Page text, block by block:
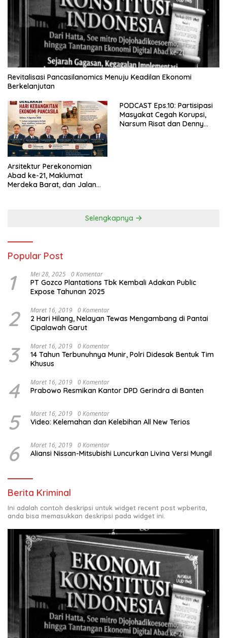
Revitalisasi Pancasilanomics Menuju Keadilan Ekonomi
Berkelanjutan
Arsitektur Perekonomian
Abad ke-21, Maklumat
Merdeka Barat, dan Jalan
PODCAST Eps.10: Partisipasi
Masyakat Cegah Korupsi,
Narsum Risat dan Denny
Selengkapnya
Popular Post
1 Mei 28, 2025 0 Komentar
PT Gozco Plantations Tbk Kembali Adakan Public
Expose Tahunan 2025
2 Maret 16, 2019 0 Komentar
2 Hari Hilang, Nelayan Tewas Mengambang di Pantai
Cipalawah Garut
3 Maret 16, 2019 0 Komentar
14 Tahun Terbunuhnya Munir, Polri Didesak Bentuk Tim
Khusus
4 Maret 16, 2019 0 Komentar
Prabowo Resmikan Kantor DPD Gerindra di Banten
5 Maret 16, 2019 0 Komentar
Video: Kelemahan dan Kelebihan All New Terios
6 Maret 16, 2019 0 Komentar
Aliansi Nissan-Mitsubishi Luncurkan Livina Versi Mungil
Berita Kriminal
Ini adalah contoh deskripsi untuk widget recent post wpberita,
anda bisa memasukkan deskripsi pada widget ini.